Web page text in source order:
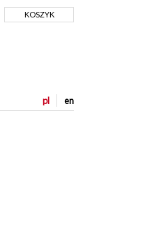
KOSZYK
pl en